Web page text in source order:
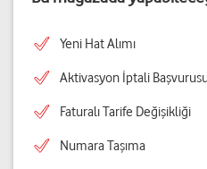
Yeni Hat Alımı
Aktivasyon İptali
Faturalı Tarife Değişikliği
Numara Taşıma